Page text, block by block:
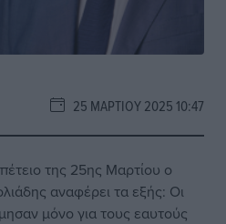
25 ΜΑΡΤΊΟΥ 2025 10:47
της 25ης Μαρτίου ο
αναφέρει τα εξής: Οι
μόνο για τους εαυτούς